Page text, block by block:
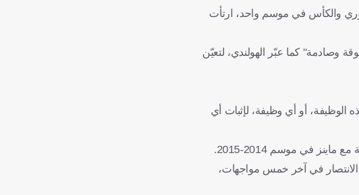
والكأس في موسم واحد، ارتأت
وصادمة" كما عبّر الهولندي، لتعيّن
الوظيفة، أو أي وظيفة، لإثبات أي
في موسم 2014-2015.
في آخر خمس مواجهات،